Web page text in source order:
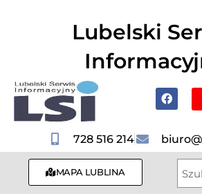
Lubelski
728 516 214
MAPA LUBLINA